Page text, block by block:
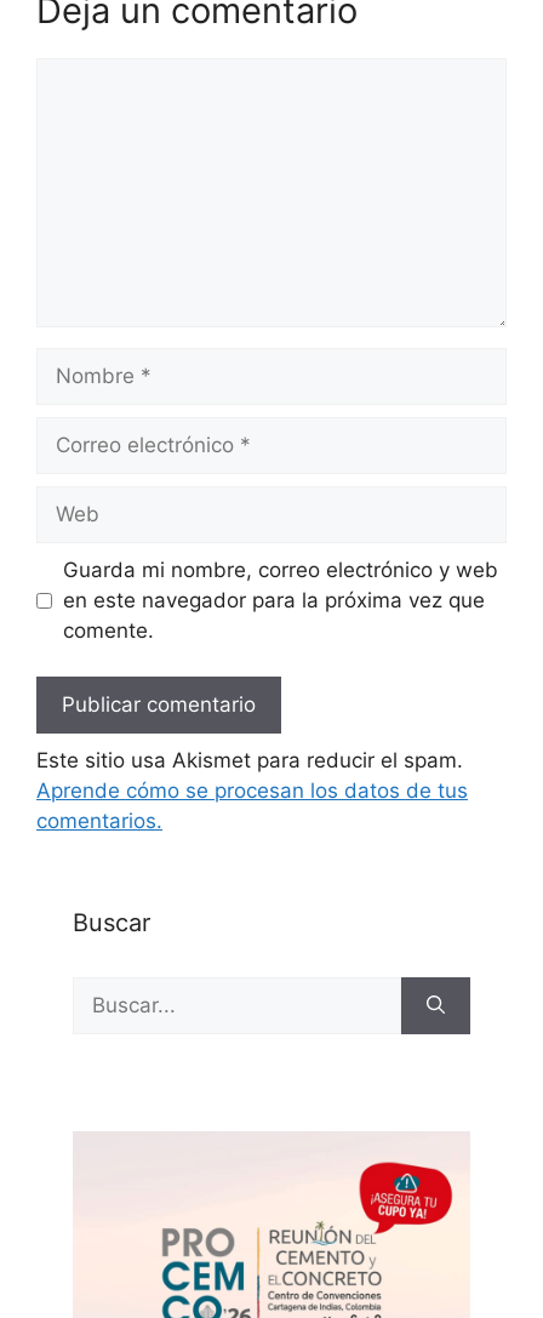
Deja un comentario
electrónico
Guarda mi nombre, correo electrónico y web
en este navegador para la próxima vez que
comente.
Este sitio usa Akismet para reducir el spam.
Aprende cómo se procesan los datos de tus
comentarios.
Buscar